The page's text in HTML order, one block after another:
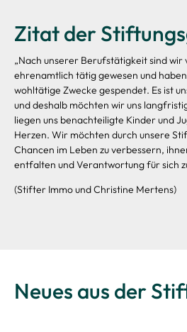
Zitat der
„Nach unserer Berufstätigkeit sind wir
ehrenamtlich tätig gewesen und
wohltätige Zwecke gespendet. Es ist
und deshalb möchten wir uns
liegen uns benachteiligte Kinder und
Herzen. Wir möchten durch unsere
Chancen im Leben zu verbessern,
entfalten und Verantwortung für sich
(Stifter Immo und Christine Mertens)
Neues aus der